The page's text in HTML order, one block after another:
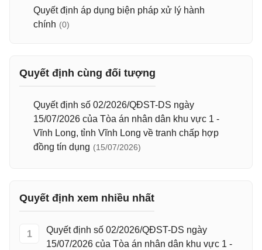
Quyết định áp dụng biện pháp xử lý hành
chính (0)
Quyết định cùng đối tượng
Quyết định số 02/2026/QĐST-DS ngày
15/07/2026 của Tòa án nhân dân khu vực 1 -
Vĩnh Long, tỉnh Vĩnh Long về tranh chấp hợp
đồng tín dụng (15/07/2026)
Quyết định xem nhiều nhất
1
Quyết định số 02/2026/QĐST-DS ngày
15/07/2026 của Tòa án nhân dân khu vực 1 -